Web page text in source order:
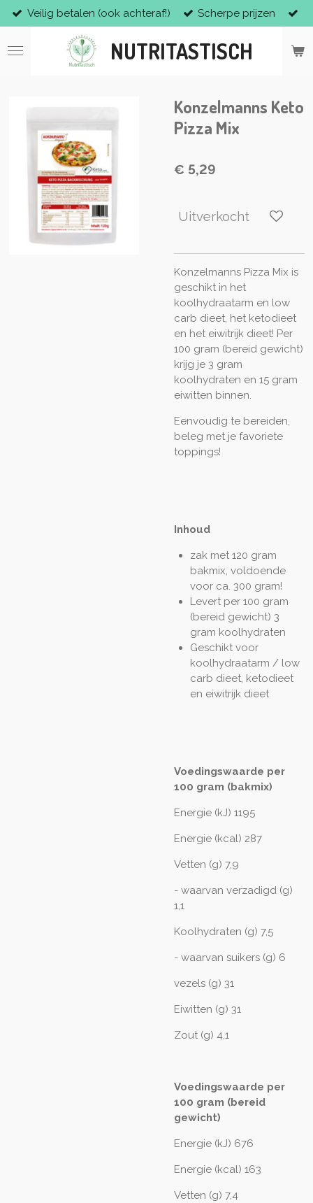
Ga
direct
naar
NUTRITASTISCH
Veilig betalen (ook achteraf!) Scherpe prijzen
Konzelmanns Keto
Pizza Mix
€ 5,29
Uitverkocht
Konzelmanns Pizza Mix is
geschikt in het
koolhydraatarm en low
carb dieet, het ketodieet
en het eiwitrijk dieet! Per
100 gram (bereid gewicht)
krijg je 3 gram
koolhydraten en 15 gram
eiwitten binnen.
Eenvoudig te bereiden,
beleg met je favoriete
toppings!
Inhoud
zak met 120 gram
bakmix, voldoende
voor ca. 300 gram!
Levert per 100 gram
(bereid gewicht) 3
gram koolhydraten
Geschikt voor
koolhydraatarm / low
carb dieet, ketodieet
en eiwitrijk dieet
Voedingswaarde per
100 gram (bakmix)
Energie (kJ) 1195
Energie (kcal) 287
Vetten (g) 7,9
- waarvan verzadigd (g)
1,1
Koolhydraten (g) 7,5
- waarvan suikers (g) 6
vezels (g) 31
Eiwitten (g) 31
Zout (g) 4,1
Voedingswaarde per
100 gram (bereid
gewicht)
Energie (kJ) 676
Energie (kcal) 163
Vetten (g) 7,4